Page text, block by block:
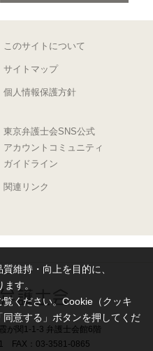
維持・向上を目的に、
す。
覧ください。Cookie（クッキ
意する」ボタンを押してくだ
このサイトについて
サイトマップ
個人情報保護方針
東京弁護士会SNS公式
アカウントコミュニティ
ガイドライン
関連リンク
が関1-1-3 弁護士会館6階
FAX：03-3581-0865